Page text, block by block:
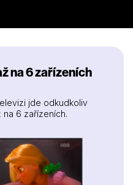
na 6 zařízeních
jde odkudkoliv
na 6 zařízeních.